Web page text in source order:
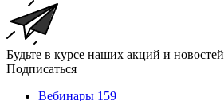
Будьте в курсе наших акций и новостей
Подписаться
Вебинары 159